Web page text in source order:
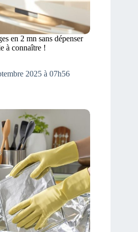
en 2 mn sans dépenser
à connaître !
2025 à 07h56